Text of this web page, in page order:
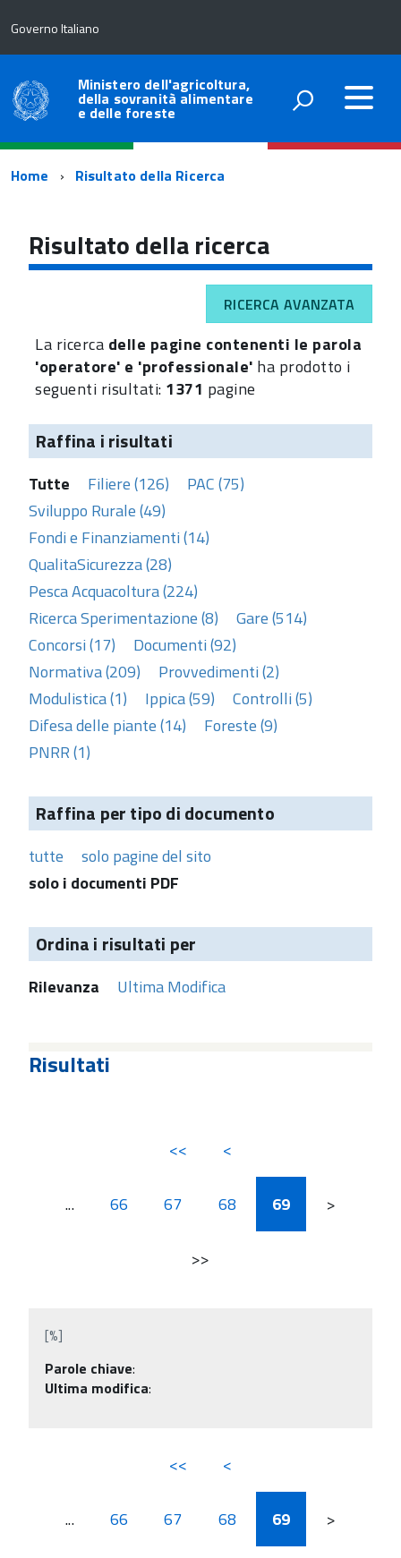
Governo Italiano
Ministero dell'agricoltura,
della sovranità alimentare
e delle foreste
Percorso
navigazione
Home Risultato della Ricerca
Risultato della ricerca
RICERCA AVANZATA
La ricerca delle pagine contenenti le parola
'operatore' e 'professionale' ha prodotto i
seguenti risultati: 1371 pagine
Raffina i risultati
Tutte Filiere (126)
PAC (75)
Sviluppo Rurale (49)
Fondi e Finanziamenti (14)
QualitaSicurezza (28)
Pesca Acquacoltura (224)
Ricerca Sperimentazione (8)
Gare (514)
Concorsi (17)
Documenti (92)
Normativa (209)
Provvedimenti (2)
Modulistica (1)
Ippica (59)
Controlli (5)
Difesa delle piante (14)
Foreste (9)
PNRR (1)
Raffina per tipo di documento
tutte
solo pagine del sito
solo i documenti PDF
Ordina i risultati per
Rilevanza Ultima Modifica
Risultati
<< <
... 66 67 68 69 >
>>
[%]
Parole chiave:
Ultima modifica:
<< <
... 66 67 68 69 >